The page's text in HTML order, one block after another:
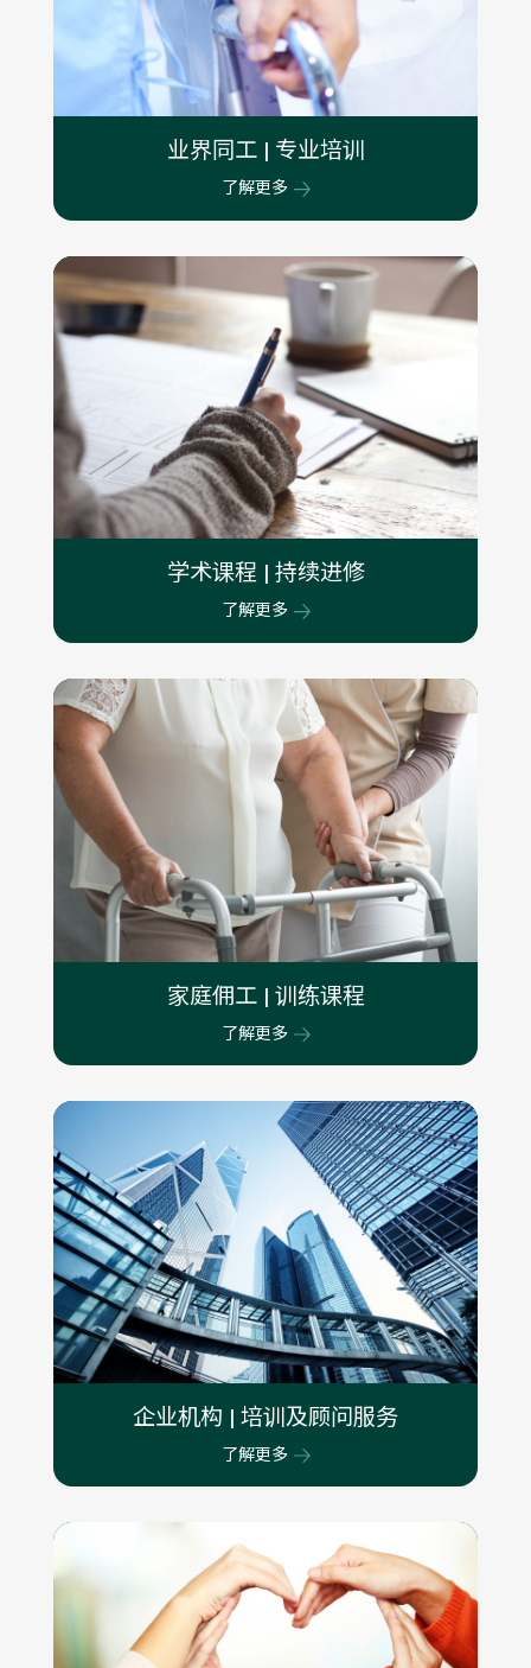
业界同工 | 专业培训
了解更多
学术课程 | 持续进修
了解更多
家庭佣工 | 训练课程​
了解更多
企业机构 | 培训及顾问服务
了解更多